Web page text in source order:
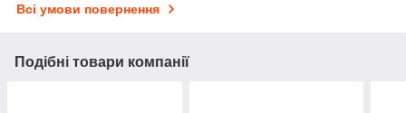
Всі умови повернення
Подібні товари компанії